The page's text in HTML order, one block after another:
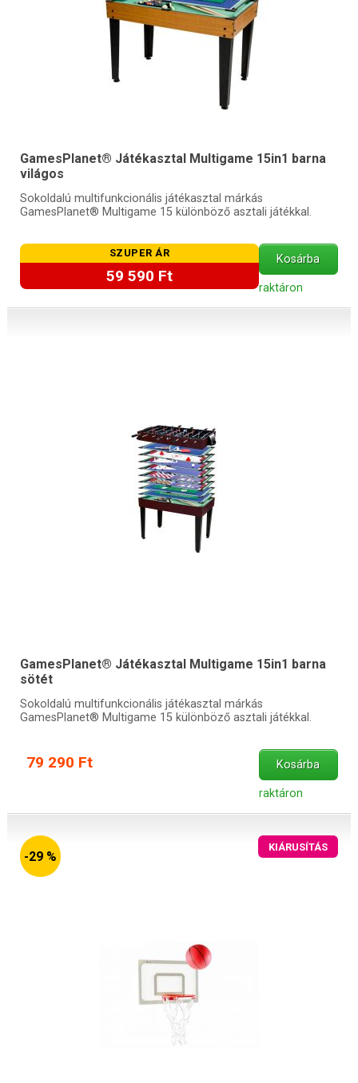
GamesPlanet® Játékasztal Multigame 15in1 barna
világos
Sokoldalú multifunkcionális játékasztal márkás
GamesPlanet® Multigame 15 különböző asztali játékkal.
SZUPER ÁR
59 590 Ft
Kosárba
raktáron
GamesPlanet® Játékasztal Multigame 15in1 barna
sötét
Sokoldalú multifunkcionális játékasztal márkás
GamesPlanet® Multigame 15 különböző asztali játékkal.
79 290 Ft Kosárba
raktáron
-29 %
KIÁRUSÍTÁS